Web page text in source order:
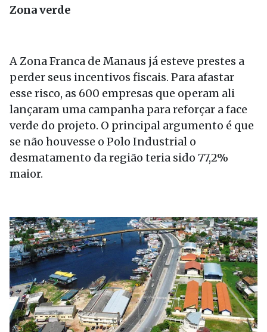
Zona verde
A Zona Franca de Manaus já esteve prestes a
perder seus incentivos fiscais. Para afastar
esse risco, as 600 empresas que operam ali
lançaram uma campanha para reforçar a face
verde do projeto. O principal argumento é que
se não houvesse o Polo Industrial o
desmatamento da região teria sido 77,2%
maior.